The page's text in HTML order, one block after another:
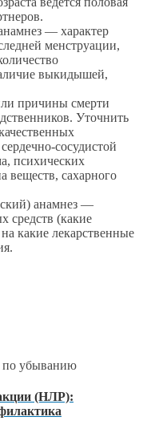
— характер
менструации,
выкидышей,
причины смерти
Уточнить
сосудистой
психических
веществ, сахарного
анамнез —
средств (какие
какие лекарственные
по убыванию
(НЛР):